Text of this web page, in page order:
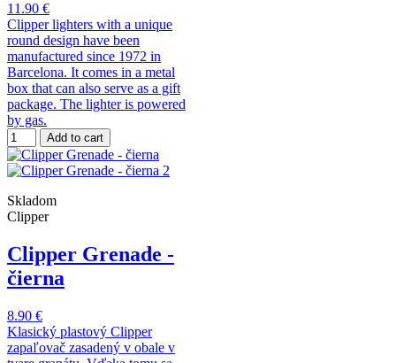
11.90 €
Clipper lighters with a unique
round design have been
manufactured since 1972 in
Barcelona. It comes in a metal
box that can also serve as a gift
package. The lighter is powered
by gas.
Add to cart
Skladom
Clipper
Clipper Grenade -
čierna
8.90 €
Klasický plastový Clipper
zapaľovač zasadený v obale v